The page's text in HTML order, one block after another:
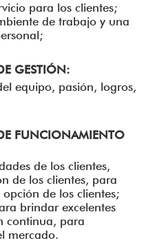
para los clientes;
de trabajo y una
GESTIÓN:
equipo, pasión, logros,
FUNCIONAMIENTO
de los clientes,
de los clientes, para
de los clientes;
brindar excelentes
continua, para
mercado.